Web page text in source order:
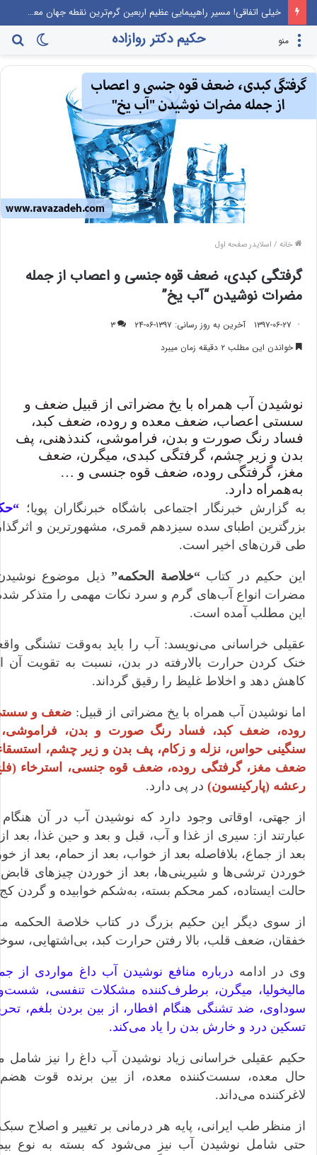
خیلی اتفاقی! مسیر راهپیمایی عظیم اربعین گرم‌ترین نقطه جهان معرفی می‌شود!
تغییر
پوسته
حکیم دکتر روازاده منو
خانه / اسلایدر صفحه اول
گرفتگی کبدی، ضعف قوه جنسی و اعصاب از جمله
مضرات نوشیدن “آب یخ”
۱۳۹۷-۰۶-۲۷ آخرین به روز رسانی: ۱۳۹۷-۰۶-۲۴
۳
خواندن این مطلب ۲ دقیقه زمان میبرد
نوشیدن آب همراه با یخ مضراتی از قبیل ضعف و
سستی اعصاب، ضعف معده و روده، ضعف کبد،
فساد رنگ صورت و بدن، فراموشی، کند‌ذهنی، پف
بدن و زیر چشم، گرفتگی کبدی، میگرن، ضعف
مغز، گرفتگی روده، ضعف قوه جنسی و …
به‌همراه دارد.
به گزارش خبرنگار اجتماعی باشگاه خبرنگاران پویا؛
بزرگترین اطبای سده سیزدهم قمری، مشهورترین و
طی قرن‌های اخیر است.
این حکیم در کتاب“خلاصة الحکمه”ذیل موضوع
مضرات انواع آب‌های گرم و سرد نکات مهمی را متذکر شده
این مطلب آمده است.
عقیلی خراسانی می‌نویسد: آب را باید به‌وقت تشنگی
خنک کردن حرارت بالارفته در بدن، نسبت به تقویت آن
کاهش دهد و اخلاط غلیظ را رقیق گرداند.
اما نوشیدن آب همراه با یخ مضراتی از قبیل: ضعف و
روده، ضعف کبد، فساد رنگ صورت و بدن، فراموشی،
سنگینی حواس، نزله و زکام، پف بدن و زیر چشم،
ضعف مغز، گرفتگی روده، ضعف قوه جنسی، استرخاء
رعشه (پارکینسون) در پی دارد.
از جهتی، اوقاتی وجود دارد که نوشیدن آب در آن
عبارتند از: سیری از غذا و آب، قبل و بعد و حین غذا،
بعد از جماع، بلافاصله بعد از خواب، بعد از حمام، بعد از
خوردن ترشی‌ها و شیرینی‌ها، بعد از خوردن چیزهای قابض
حالت ایستاده، کمر محکم بسته، به‌شکم خوابیده و گردن
از سوی دیگر این حکیم بزرگ در کتاب خلاصة الحکمه
خفقان، ضعف قلب، بالا رفتن حرارت کبد، بی‌اشتهایی،
وی در ادامه درباره منافع نوشیدن آب داغ مواردی از
مالیخولیا، میگرن، برطرف‌کننده مشکلات تنفسی،
سوداوی، ضد تشنگی هنگام افطار، از بین بردن بلغم،
تسکین درد و خارش بدن را یاد می‌کند.
حکیم عقیلی خراسانی زیاد نوشیدن آب داغ را نیز
حال معده، سست‌کننده معده، از بین برنده قوت
لاغر‌کننده می‌داند.
از منظر طب ایرانی، پایه هر درمانی بر تغییر و اصلاح
حتی شامل نوشیدن آب نیز می‌شود که بسته به نوع